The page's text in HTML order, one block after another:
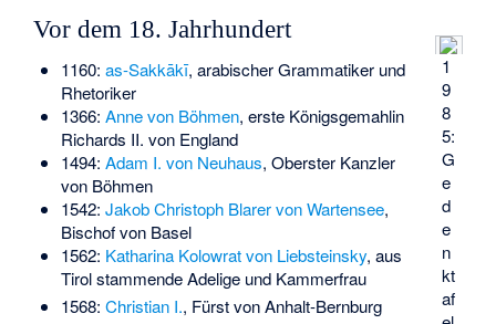
1
9
8
5:
G
e
d
e
n
kt
af
Vor dem 18. Jahrhundert
1160: as-Sakkākī, arabischer Grammatiker und
Rhetoriker
1366: Anne von Böhmen, erste Königsgemahlin
Richards II. von England
1494: Adam I. von Neuhaus, Oberster Kanzler
von Böhmen
1542: Jakob Christoph Blarer von Wartensee,
Bischof von Basel
1562: Katharina Kolowrat von Liebsteinsky, aus
Tirol stammende Adelige und Kammerfrau
1568: Christian I., Fürst von Anhalt-Bernburg